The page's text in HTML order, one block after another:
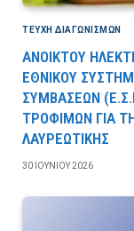
ΤΕΎΧΗ ΔΙΑΓΩΝΙΣΜΏΝ
ΑΝΟΙΚΤΟΥ
ΕΘΝΙΚΟΥ
ΣΥΜΒΑΣΕΩΝ
ΤΡΟΦΙΜΩΝ ΓΙΑ
ΛΑΥΡΕΩΤΙΚΗΣ
30 ΙΟΥΝΊΟΥ 2026